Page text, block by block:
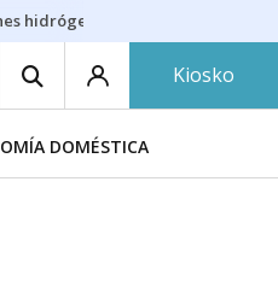
hidrógeno
Kiosko
DOMÉSTICA